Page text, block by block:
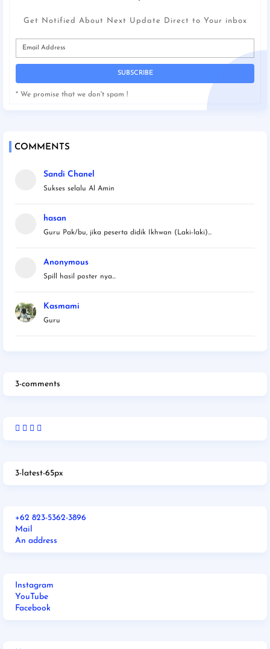
Get Notified About Next Update Direct to Your inbox
* We promise that we don't spam !
COMMENTS
Sandi Chanel
Sukses selalu Al Amin
hasan
Guru Pak/bu, jika peserta didik Ikhwan (Laki-laki)...
Anonymous
Spill hasil poster nya...
Kasmami
Guru
3-comments
3-latest-65px
+62 823-5362-3896
Mail
An address
Instagram
YouTube
Facebook